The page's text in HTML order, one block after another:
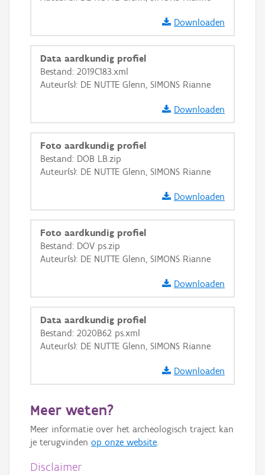
Downloaden
Data aardkundig profiel
Bestand: 2019C183.xml
Auteur(s): DE NUTTE Glenn, SIMONS Rianne
Downloaden
Foto aardkundig profiel
Bestand: DOB LB.zip
Auteur(s): DE NUTTE Glenn, SIMONS Rianne
Downloaden
Foto aardkundig profiel
Bestand: DOV ps.zip
Auteur(s): DE NUTTE Glenn, SIMONS Rianne
Downloaden
Data aardkundig profiel
Bestand: 2020B62 ps.xml
Auteur(s): DE NUTTE Glenn, SIMONS Rianne
Downloaden
Meer weten?
Meer informatie over het archeologisch traject kan
je terugvinden op onze website.
Disclaimer